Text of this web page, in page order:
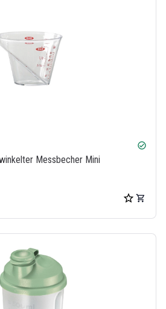
check_circle
Messbecher Mini